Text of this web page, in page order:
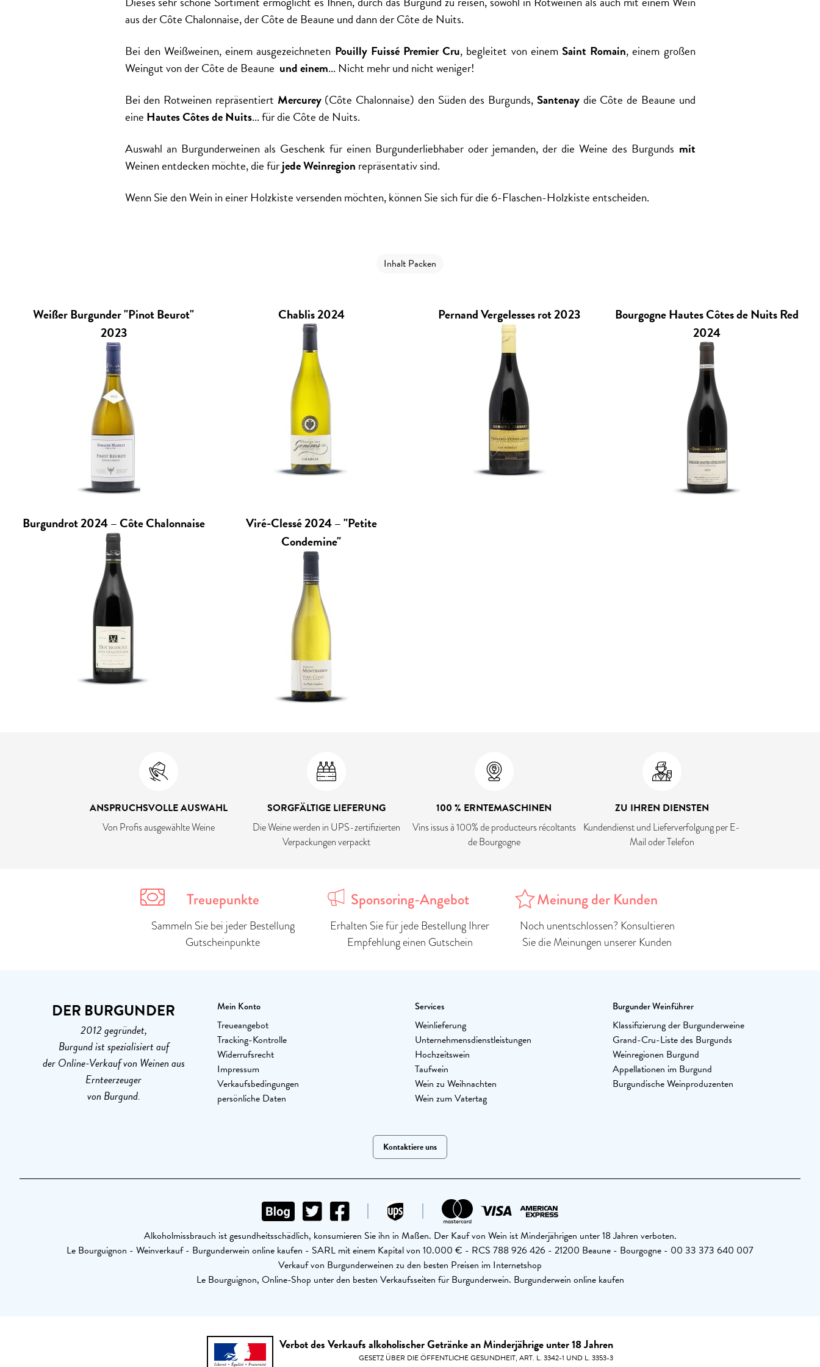
aus der Côte Chalonnaise, der Côte de Beaune und dann der Côte de Nuits.
Bei den Weißweinen, einem ausgezeichneten Pouilly Fuissé Premier Cru, begleitet von einem Saint Romain, einem großen
Weingutvon der Côte de Beaune und einem... Nicht mehr und nicht weniger!
Bei den Rotweinen repräsentiert Mercurey(Côte Chalonnaise) den Süden des Burgunds, Santenaydie Côte de Beaune und
eine Hautes Côtes de Nuits... für die Côte de Nuits.
Auswahl an Burgunderweinen als Geschenk für einen Burgunderliebhaber oder jemanden, der die Weine des Burgunds mit
Weinen entdecken möchte, die fürjede Weinregion repräsentativ sind.
Wenn Sie den Wein in einer Holzkiste versenden möchten, können Sie sich für die 6-Flaschen-Holzkiste entscheiden.
Inhalt Packen
Weißer Burgunder "Pinot Beurot"
2023
Chablis 2024 Pernand Vergelesses rot 2023
Bourgogne Hautes Côtes de Nuits Red
2024
Burgundrot 2024 – Côte Chalonnaise
Viré-Clessé 2024 – "Petite
Condemine"
ANSPRUCHSVOLLE AUSWAHL
Von Profis ausgewählte Weine
SORGFÄLTIGE LIEFERUNG
Die Weine werden in UPS-zertifizierten
Verpackungen verpackt
100 % ERNTEMASCHINEN
Vins issus à 100% de producteurs récoltants
de Bourgogne
ZU IHREN DIENSTEN
Kundendienst und Lieferverfolgung per E-
Mail oder Telefon
Treuepunkte
Sammeln Sie bei jeder Bestellung
Gutscheinpunkte
Sponsoring-Angebot
Erhalten Sie für jede Bestellung Ihrer
Empfehlung einen Gutschein
Meinung der Kunden
Noch unentschlossen? Konsultieren
Sie die Meinungen unserer Kunden
DER BURGUNDER
2012 gegründet,
Burgund ist spezialisiert auf
der Online-Verkauf von Weinen aus
Ernteerzeuger
von Burgund.
Mein Konto
Treueangebot
Tracking-Kontrolle
Widerrufsrecht
Impressum
Verkaufsbedingungen
persönliche Daten
Services
Weinlieferung
Unternehmensdienstleistungen
Hochzeitswein
Taufwein
Wein zu Weihnachten
Wein zum Vatertag
Burgunder Weinführer
Klassifizierung der Burgunderweine
Grand-Cru-Liste des Burgunds
Weinregionen Burgund
Appellationen im Burgund
Burgundische Weinproduzenten
Kontaktiere uns
Alkoholmissbrauch ist gesundheitsschädlich, konsumieren Sie ihn in Maßen. Der Kauf von Wein ist Minderjährigen unter 18 Jahren verboten.
Le Bourguignon - Weinverkauf - Burgunderwein online kaufen - SARL mit einem Kapital von 10.000 € - RCS 788 926 426 - 21200 Beaune - Bourgogne - 00 33 373 640 007
Verkauf von Burgunderweinen zu den besten Preisen im Internetshop
Le Bourguignon, Online-Shop unter den besten Verkaufsseiten für Burgunderwein. Burgunderwein online kaufen
Verbot des Verkaufs alkoholischer Getränke an Minderjährige unter 18 Jahren
GESETZ ÜBER DIE ÖFFENTLICHE GESUNDHEIT, ART. L. 3342-1 UND L. 3353-3